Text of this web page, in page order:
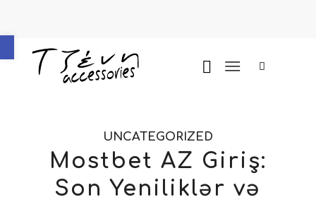
Ανοίξτε τη γραμμή εργαλείων
UNCATEGORIZED
Mostbet AZ Giriş:
Son Yeniliklər və